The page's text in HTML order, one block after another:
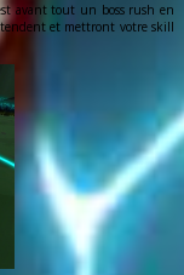
avant tout un boss rush en
et mettront votre skill